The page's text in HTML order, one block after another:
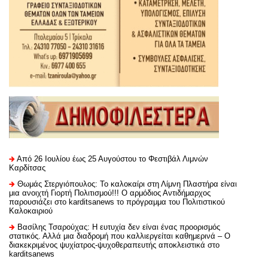
Από 26 Ιουλίου έως 25 Αυγούστου το Φεστιβάλ Λιμνών
Καρδίτσας
Θωμάς Στεργιόπουλος: Το καλοκαίρι στη Λίμνη Πλαστήρα είναι
μια ανοιχτή Γιορτή Πολιτισμού!!! Ο αρμόδιος Αντιδήμαρχος
παρουσιάζει στο karditsanews το πρόγραμμα του Πολιτιστικού
Καλοκαιριού
Βασίλης Τσαρούχας: Η ευτυχία δεν είναι ένας προορισμός
στατικός. Αλλά μια διαδρομή που καλλιεργείται καθημερινά – Ο
διακεκριμένος ψυχίατρος-ψυχοθεραπευτής αποκλειστικά στο
karditsanews